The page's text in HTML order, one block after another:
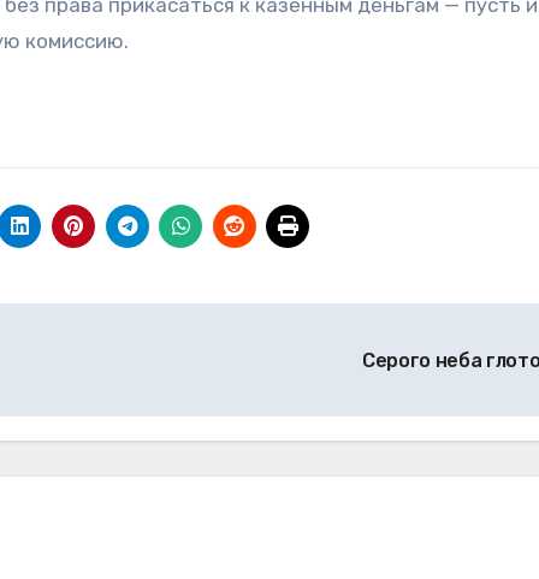
права прикасаться к казённым деньгам — пусть
комиссию.
Серого неба